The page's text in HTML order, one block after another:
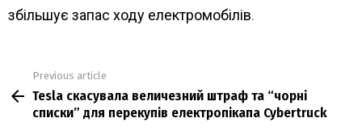
збільшує запас ходу електромобілів.
more
Previous article
Tesla скасувала величезний штраф та “чорні
списки” для перекупів електропікапа Cybertruck